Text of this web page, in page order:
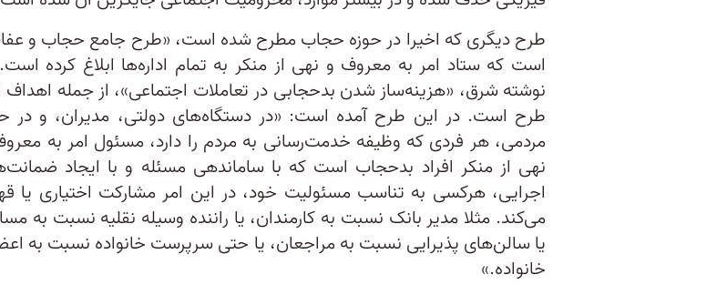
طرح دیگری که اخیرا در حوزه حجاب مطرح شده است، «طرح جامع حجاب و
است که ستاد امر به معروف و نهی از منکر به تمام اداره‌ها ابلاغ کرده
نوشته شرق، «هزینه‌ساز شدن بدحجابی در تعاملات اجتماعی»، از جمله اهداف
طرح است. در این طرح آمده است: «در دستگاه‌های دولتی، مدیران، و در
مردمی، هر فردی که وظیفه خدمت‌رسانی به مردم را دارد، مسئول امر به
نهی از منکر افراد بدحجاب است که با ساماندهی مسئله و با ایجاد
اجرایی، هرکسی به تناسب مسئولیت خود، در این امر مشارکت اختیاری یا
می‌کند. مثلا مدیر بانک نسبت به کارمندان، یا راننده وسیله نقلیه نسبت به
یا سالن‌های پذیرایی نسبت به مراجعان، یا حتی سرپرست خانواده نسبت به
خانواده.»